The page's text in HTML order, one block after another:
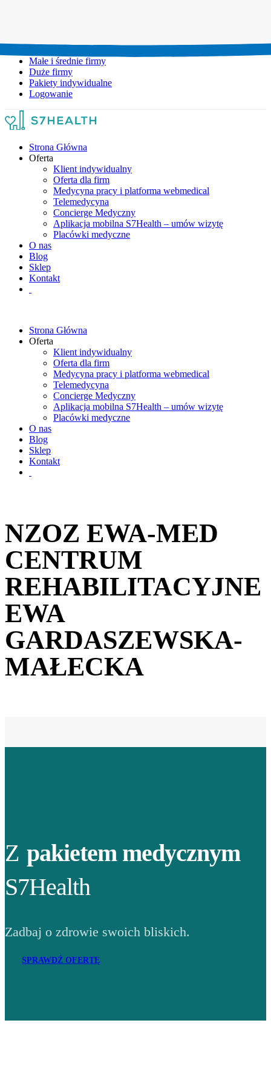
Małe i średnie firmy
Duże firmy
Pakiety indywidualne
Logowanie
Strona Główna
Oferta
Klient indywidualny
Oferta dla firm
Medycyna pracy i platforma webmedical
Telemedycyna
Concierge Medyczny
Aplikacja mobilna S7Health – umów wizytę
Placówki medyczne
O nas
Blog
Sklep
Kontakt
Strona Główna
Oferta
Klient indywidualny
Oferta dla firm
Medycyna pracy i platforma webmedical
Telemedycyna
Concierge Medyczny
Aplikacja mobilna S7Health – umów wizytę
Placówki medyczne
O nas
Blog
Sklep
Kontakt
NZOZ EWA-MED
CENTRUM
REHABILITACYJNE
EWA
GARDASZEWSKA-
MAŁECKA
Z pakietem medycznym
S7Health
Zadbaj o zdrowie swoich bliskich.
SPRAWDŹ OFERTĘ